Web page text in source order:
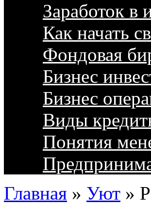
Заработок в
Как начать
Фондовая
Бизнес
Бизнес
Виды
Понятия
Главная » Уют »